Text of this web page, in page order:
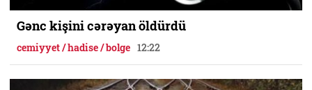
Gənc kişini cərəyan öldürdü
cemiyyet / hadise / bolge 12:22